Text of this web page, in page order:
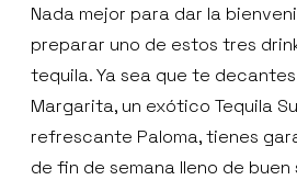
Nada mejor para dar la
preparar uno de estos tres
tequila. Ya sea que te
Margarita, un exótico Tequila
refrescante Paloma, tienes
de fin de semana lleno de